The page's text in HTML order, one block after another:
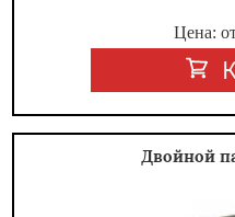
Цена:
Двойной